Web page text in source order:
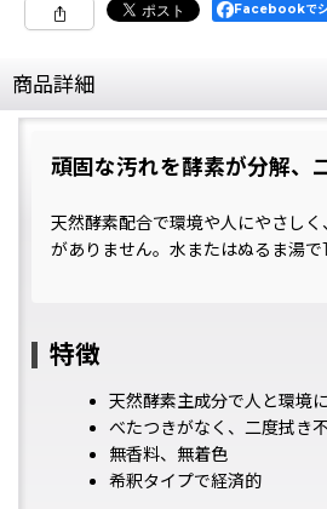
Facebookで
商品詳細
頑固な汚れを酵素が分解、
天然酵素配合で環境や人にやさし
がありません。水またはぬるま湯
特徴
天然酵素主成分で人と環境
べたつきがなく、二度拭き
無香料、無着色
希釈タイプで経済的